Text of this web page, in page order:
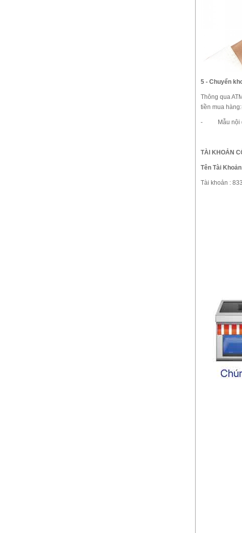
5 - Chuyển
Thông qua
tiền mua
- Mẫu nội
TÀI KHOẢN
Tên Tài
Tài khoản :